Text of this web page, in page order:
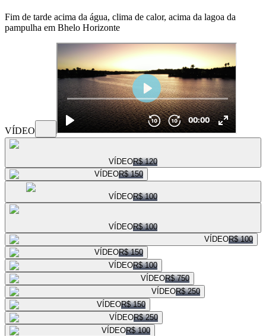
Fim de tarde acima da água, clima de calor, acima da lagoa da
pampulha em Bhelo Horizonte
VÍDEO
VÍDEOR$ 120
VÍDEOR$ 150
VÍDEOR$ 100
VÍDEOR$ 100
VÍDEOR$ 100
VÍDEOR$ 150
VÍDEOR$ 100
VÍDEOR$ 750
VÍDEOR$ 250
VÍDEOR$ 150
VÍDEOR$ 250
VÍDEOR$ 100